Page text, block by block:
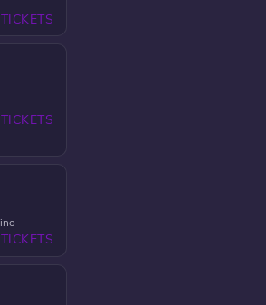
TICKETS
TICKETS
TICKETS